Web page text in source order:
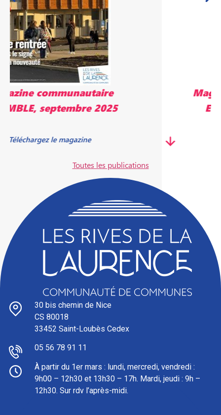
30 bis chemin de Nice
CS 80018
33452 Saint-Loubès Cedex
05 56 78 91 11
À partir du 1er mars : lundi, mercredi, vendredi :
9h00 – 12h30 et 13h30 – 17h. Mardi, jeudi : 9h –
12h30. Sur rdv l’après-midi.
Magazine communautaire
ENSEMBLE, mai 2025
Télécharger le magazine
Toutes les publications